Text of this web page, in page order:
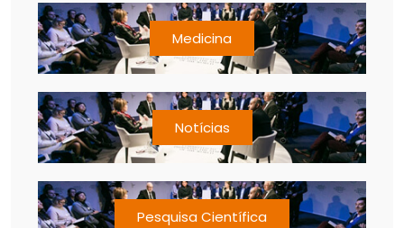
Medicina
Notícias
Pesquisa Científica